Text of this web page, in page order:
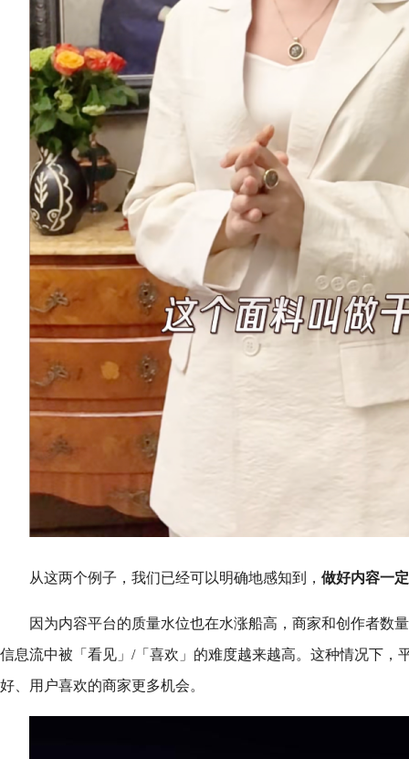
从这两个例子，我们已经可以明确地感知到， 做好内容一
因为内容平台的质量水位也在水涨船高，商家和创作者数
信息流中被「看见」/「喜欢」的难度越来越高。这种情况下，
好、用户喜欢的商家更多机会。